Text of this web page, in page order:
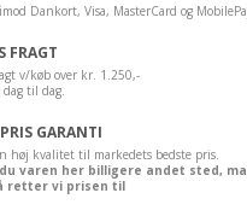
Dankort, Visa, MasterCard og
FRAGT
v/køb over kr. 1.250,-
dag til dag.
GARANTI
høj kvalitet til markedets bedste pris.
varen her billigere andet sted,
retter vi prisen til